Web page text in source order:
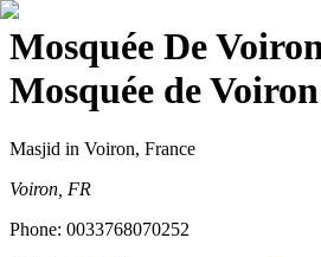
Mosquée De
Mosquée de Voiron
Masjid in Voiron, France
Voiron, FR
Phone: 0033768070252